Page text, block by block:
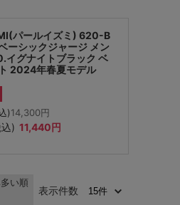
パールイズミ) 620-B
ーシックジャージ メン
イグナイトブラック ベ
2024年春夏モデル
)14,300円
) 11,440円
い順
表示件数